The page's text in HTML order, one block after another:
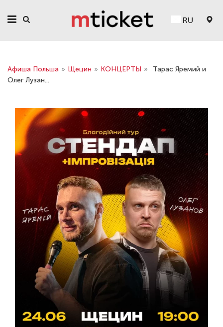
RU
Афиша Польша » Щецин » КОНЦЕРТЫ »
Тарас Яремий и
Олег Лузан...